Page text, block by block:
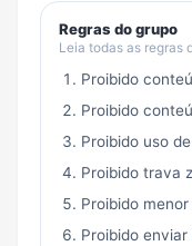
Regras do grupo
Leia todas as regras
Proibido
Proibido
Proibido uso
Proibido trava
Proibido
Proibido enviar